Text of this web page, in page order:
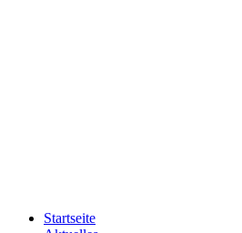
Startseite